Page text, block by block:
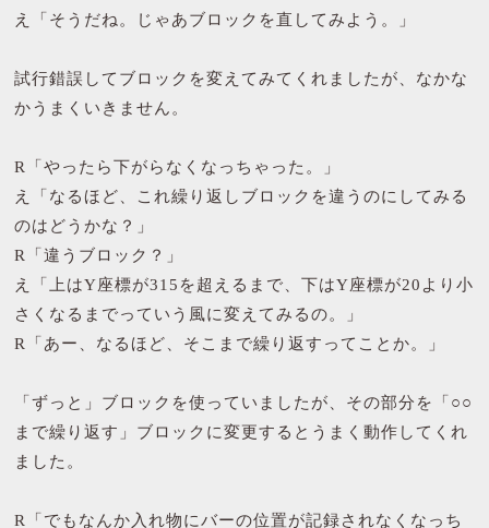
え「そうだね。じゃあブロックを直してみよう。」
試行錯誤してブロックを変えてみてくれましたが、なかな
かうまくいきません。
R「やったら下がらなくなっちゃった。」
え「なるほど、これ繰り返しブロックを違うのにしてみる
のはどうかな？」
R「違うブロック？」
え「上はY座標が315を超えるまで、下はY座標が20より小
さくなるまでっていう風に変えてみるの。」
R「あー、なるほど、そこまで繰り返すってことか。」
「ずっと」ブロックを使っていましたが、その部分を「○○
まで繰り返す」ブロックに変更するとうまく動作してくれ
ました。
R「でもなんか入れ物にバーの位置が記録されなくなっち